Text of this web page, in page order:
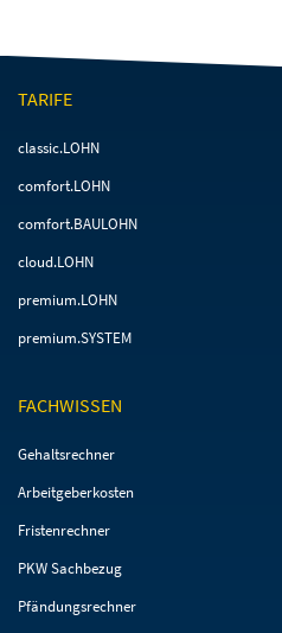
TARIFE
Navigation
classic.LOHN
comfort.LOHN
comfort.BAULOHN
cloud.LOHN
premium.LOHN
premium.SYSTEM
FACHWISSEN
Navigation
Gehaltsrechner
Arbeitgeberkosten
Fristenrechner
PKW Sachbezug
Pfändungsrechner